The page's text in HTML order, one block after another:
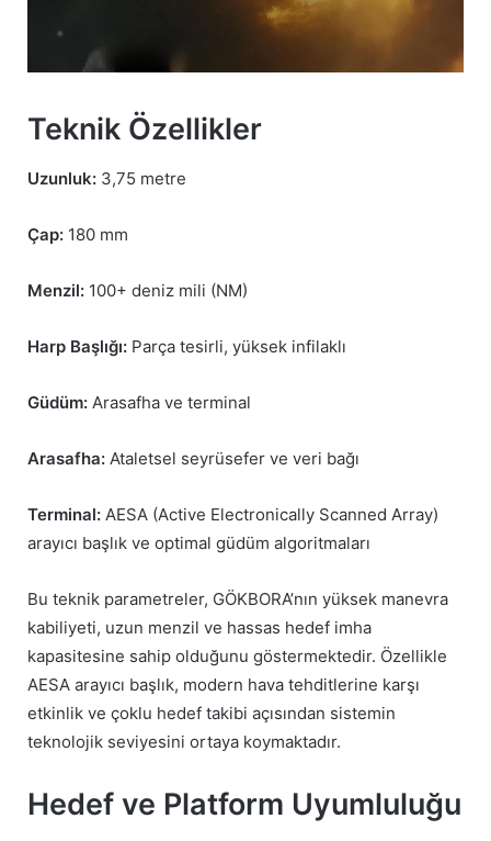
Teknik Özellikler
Uzunluk: 3,75 metre
Çap: 180 mm
Menzil: 100+ deniz mili (NM)
Harp Başlığı: Parça tesirli, yüksek infilaklı
Güdüm: Arasafha ve terminal
Arasafha: Ataletsel seyrüsefer ve veri bağı
Terminal: AESA (Active Electronically Scanned Array)
arayıcı başlık ve optimal güdüm algoritmaları
Bu teknik parametreler, GÖKBORA’nın yüksek manevra
kabiliyeti, uzun menzil ve hassas hedef imha
kapasitesine sahip olduğunu göstermektedir. Özellikle
AESA arayıcı başlık, modern hava tehditlerine karşı
etkinlik ve çoklu hedef takibi açısından sistemin
teknolojik seviyesini ortaya koymaktadır.
Hedef ve Platform Uyumluluğu